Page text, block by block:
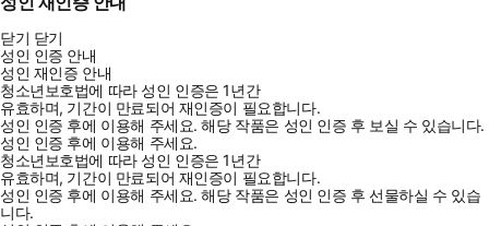
닫기 닫기
성인 인증 안내
성인 재인증 안내
청소년보호법에 따라 성인 인증은 1년간
유효하며, 기간이 만료되어 재인증이 필요합니다.
성인 인증 후에 이용해 주세요.해당 작품은 성인 인증 후 보실 수 있습니다.
성인 인증 후에 이용해 주세요.
청소년보호법에 따라 성인 인증은 1년간
유효하며, 기간이 만료되어 재인증이 필요합니다.
성인 인증 후에 이용해 주세요.해당 작품은 성인 인증 후 선물하실 수 있습
니다.